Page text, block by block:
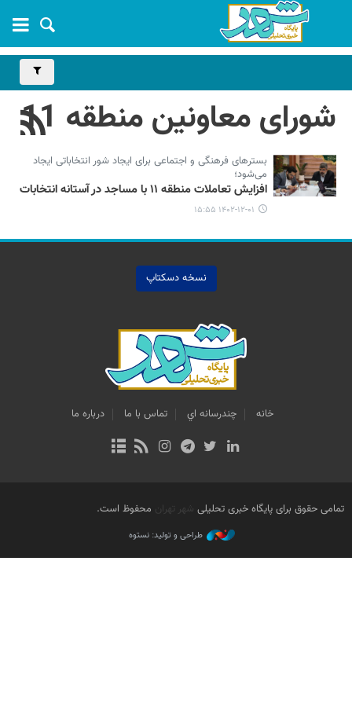
شورای معاونین منطقه 11
بسترهای فرهنگی و اجتماعی برای ایجاد شور انتخاباتی ایجاد
می‌شود؛
افزایش تعاملات منطقه ۱۱ با مساجد در آستانه انتخابات
۱۴۰۲-۱۲-۰۱ ۱۵:۵۵
نسخه دسکتاپ
خانه چندرسانه اي تماس با ما درباره ما
تمامی حقوق برای پایگاه خبری تحلیلی شهر تهران محفوظ است.
طراحی و تولید: نستوه